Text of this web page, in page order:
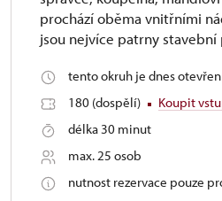
prochází oběma vnitřními
jsou nejvíce patrny stavební
tento okruh je dnes
180 (dospělí)
Koupit
délka 30 minut
max. 25 osob
nutnost rezervace pouze